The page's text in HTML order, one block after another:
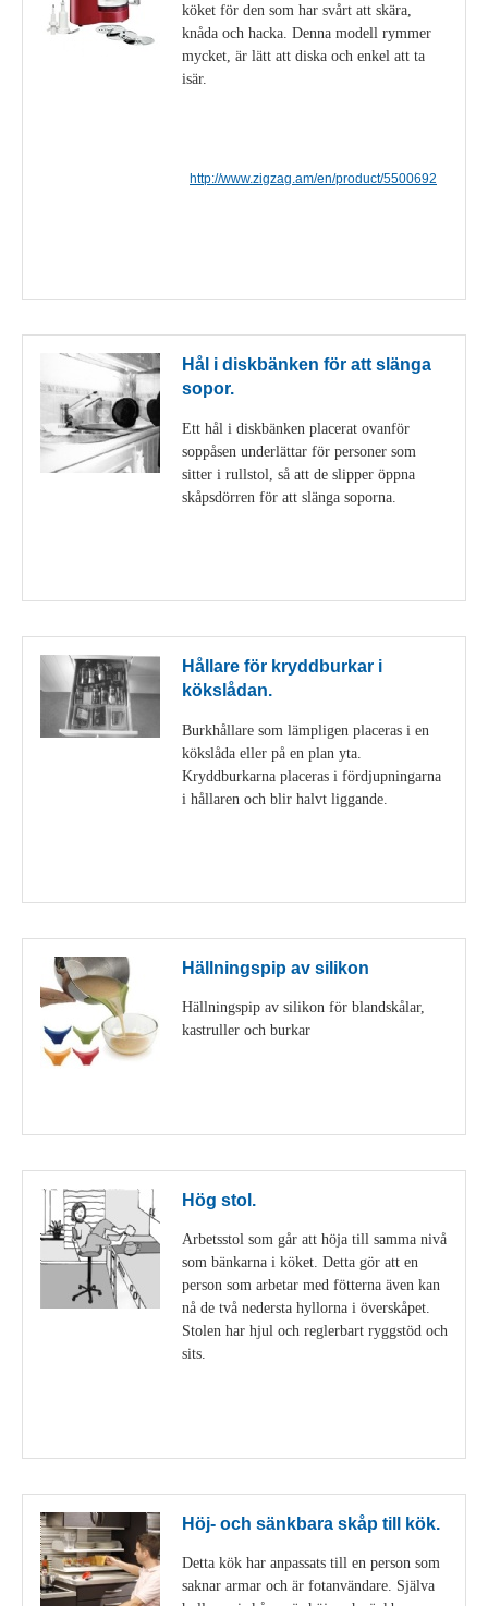
köket för den som har svårt att skära,
knåda och hacka. Denna modell rymmer
mycket, är lätt att diska och enkel att ta
isär.
http://www.zigzag.am/en/product/5500692
Hål i diskbänken för att slänga
sopor.
Ett hål i diskbänken placerat ovanför
soppåsen underlättar för personer som
sitter i rullstol, så att de slipper öppna
skåpsdörren för att slänga soporna.
Hållare för kryddburkar i
kökslådan.
Burkhållare som lämpligen placeras i en
kökslåda eller på en plan yta.
Kryddburkarna placeras i fördjupningarna
i hållaren och blir halvt liggande.
Hällningspip av silikon
Hällningspip av silikon för blandskålar,
kastruller och burkar
Hög stol.
Arbetsstol som går att höja till samma nivå
som bänkarna i köket. Detta gör att en
person som arbetar med fötterna även kan
nå de två nedersta hyllorna i överskåpet.
Stolen har hjul och reglerbart ryggstöd och
sits.
Höj- och sänkbara skåp till kök.
Detta kök har anpassats till en person som
saknar armar och är fotanvändare. Själva